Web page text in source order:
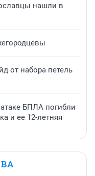
нашли в
от набора петель
БПЛА погибли
и ее 12-летняя